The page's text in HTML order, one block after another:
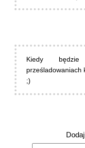
Kiedy
prześladowaniach
;)